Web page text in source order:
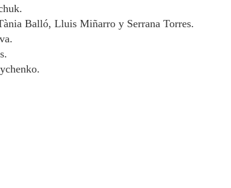
Balló, Lluis Miñarro y Serrana Torres.